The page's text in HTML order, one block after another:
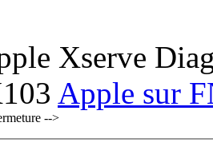
Xserve
Apple sur
-->